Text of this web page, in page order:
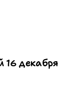
16 декабря